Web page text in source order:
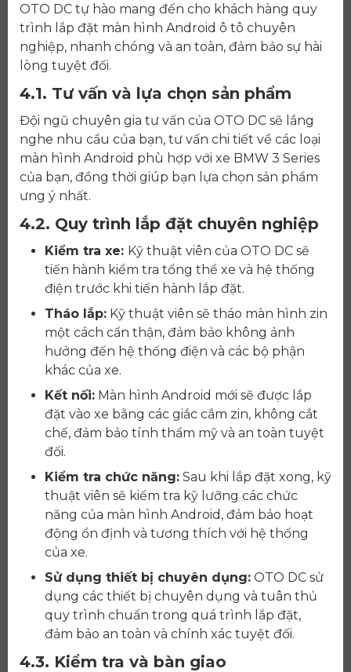
OTO DC tự hào mang đến cho khách hàng quy
trình lắp đặt màn hình Android ô tô chuyên
nghiệp, nhanh chóng và an toàn, đảm bảo sự hài
lòng tuyệt đối.
4.1. Tư vấn và lựa chọn sản phẩm
Đội ngũ chuyên gia tư vấn của OTO DC sẽ lắng
nghe nhu cầu của bạn, tư vấn chi tiết về các loại
màn hình Android phù hợp với xe BMW 3 Series
của bạn, đồng thời giúp bạn lựa chọn sản phẩm
ưng ý nhất.
4.2. Quy trình lắp đặt chuyên nghiệp
Kiểm tra xe: Kỹ thuật viên của OTO DC sẽ
tiến hành kiểm tra tổng thể xe và hệ thống
điện trước khi tiến hành lắp đặt.
Tháo lắp: Kỹ thuật viên sẽ tháo màn hình zin
một cách cẩn thận, đảm bảo không ảnh
hưởng đến hệ thống điện và các bộ phận
khác của xe.
Kết nối: Màn hình Android mới sẽ được lắp
đặt vào xe bằng các giắc cắm zin, không cắt
chế, đảm bảo tính thẩm mỹ và an toàn tuyệt
đối.
Kiểm tra chức năng: Sau khi lắp đặt xong, kỹ
thuật viên sẽ kiểm tra kỹ lưỡng các chức
năng của màn hình Android, đảm bảo hoạt
động ổn định và tương thích với hệ thống
của xe.
Sử dụng thiết bị chuyên dụng: OTO DC sử
dụng các thiết bị chuyên dụng và tuân thủ
quy trình chuẩn trong quá trình lắp đặt,
đảm bảo an toàn và chính xác tuyệt đối.
4.3. Kiểm tra và bàn giao